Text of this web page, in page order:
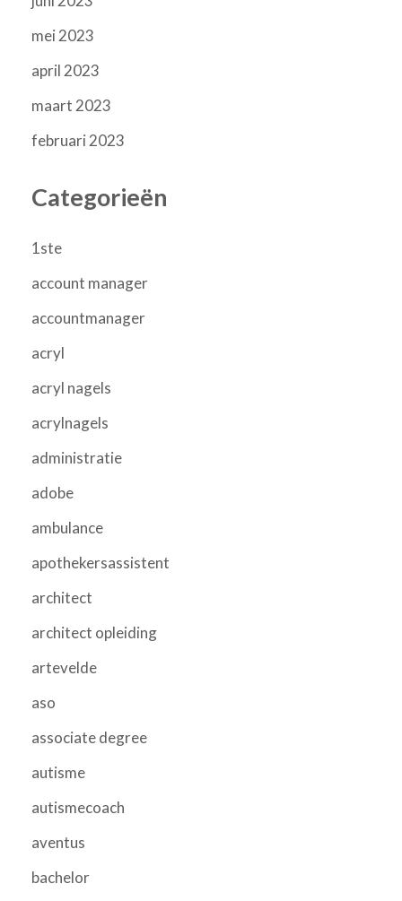
mei 2023
april 2023
maart 2023
februari 2023
Categorieën
1ste
account manager
accountmanager
acryl
acryl nagels
acrylnagels
administratie
adobe
ambulance
apothekersassistent
architect
architect opleiding
artevelde
aso
associate degree
autisme
autismecoach
aventus
bachelor